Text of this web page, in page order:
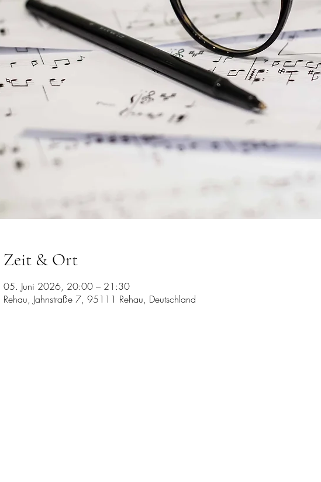
Zeit & Ort
05. Juni 2026, 20:00 – 21:30
Rehau, Jahnstraße 7, 95111 Rehau, Deutschland